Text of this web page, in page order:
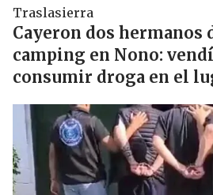
Traslasierra
Cayeron dos hermanos
camping en Nono:
consumir droga en el